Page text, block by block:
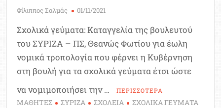
Φίλιππος Σαλμάς 01/11/2021
Σχολικά γεύματα: Καταγγελία της βουλευτού
του ΣΥΡΙΖΑ – ΠΣ, Θεανώς Φωτίου για έωλη
νομικά τροπολογία που φέρνει η Κυβέρνηση
στη βουλή για τα σχολικά γεύματα έτσι ώστε
να νομιμοποιήσει την …
ΠΕΡΙΣΣΟΤΕΡΑ
ΜΑΘΗΤΕΣ ΣΥΡΙΖΑ ΣΧΟΛΕΙΑ
ΣΧΟΛΙΚΑ ΓΕΥΜΑΤΑ